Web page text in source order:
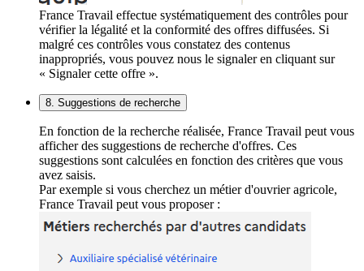
France Travail effectue systématiquement des contrôles pour
vérifier la légalité et la conformité des offres diffusées. Si
malgré ces contrôles vous constatez des contenus
inappropriés, vous pouvez nous le signaler en cliquant sur
« Signaler cette offre ».
8. Suggestions de recherche
En fonction de la recherche réalisée, France Travail peut vous
afficher des suggestions de recherche d'offres. Ces
suggestions sont calculées en fonction des critères que vous
avez saisis.
Par exemple si vous cherchez un métier d'ouvrier agricole,
France Travail peut vous proposer :